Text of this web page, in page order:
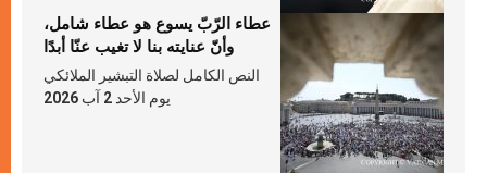
عطاء الرّبّ يسوع هو عطاء شامل،
وأنّ عنايته بنا لا تغيب عنّا أبدًا
النص الكامل لصلاة التبشير الملائكي
يوم الأحد 2 آب 2026